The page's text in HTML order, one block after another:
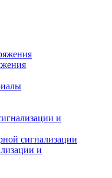
и
сигнализации
и